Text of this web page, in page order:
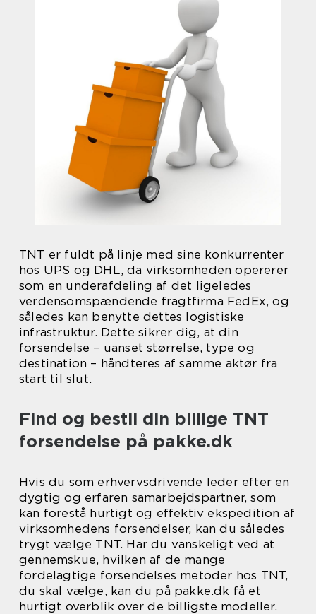
TNT er fuldt på linje med sine konkurrenter
hos UPS og DHL, da virksomheden opererer
som en underafdeling af det ligeledes
verdensomspændende fragtfirma FedEx, og
således kan benytte dettes logistiske
infrastruktur. Dette sikrer dig, at din
forsendelse – uanset størrelse, type og
destination – håndteres af samme aktør fra
start til slut.
Find og bestil din billige TNT
forsendelse på pakke.dk
Hvis du som erhvervsdrivende leder efter en
dygtig og erfaren samarbejdspartner, som
kan forestå hurtigt og effektiv ekspedition af
virksomhedens forsendelser, kan du således
trygt vælge TNT. Har du vanskeligt ved at
gennemskue, hvilken af de mange
fordelagtige forsendelses metoder hos TNT,
du skal vælge, kan du på pakke.dk få et
hurtigt overblik over de billigste modeller.